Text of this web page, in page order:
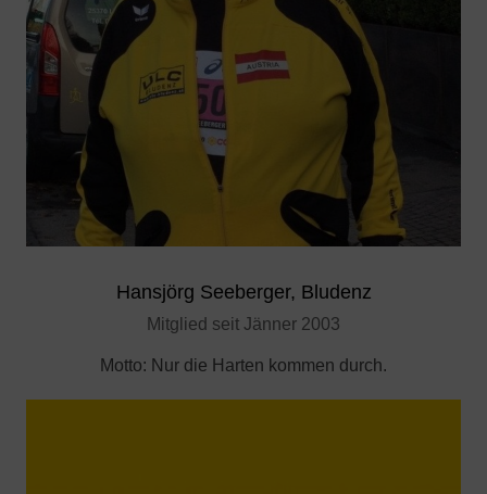
Hansjörg Seeberger, Bludenz
Mitglied seit Jänner 2003
Motto: Nur die Harten kommen durch.